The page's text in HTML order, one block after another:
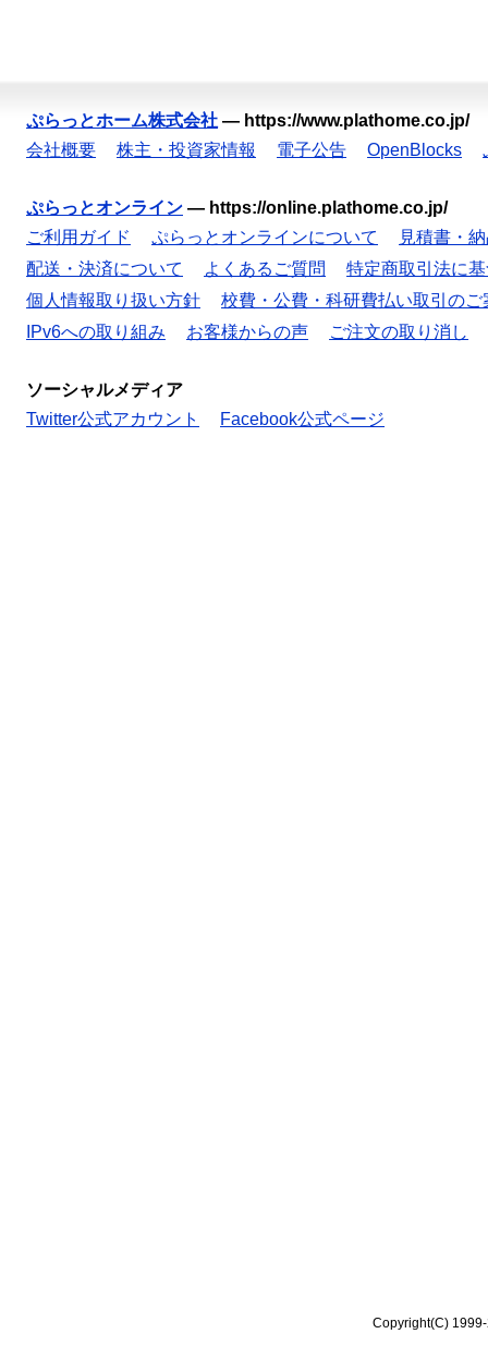
ぷらっとホーム株式会社 — https://www.plathome.co.jp/
会社概要
株主・投資家情報 電子公告 OpenBlocks
ぷらっとオンライン — https://online.plathome.co.jp/
ご利用ガイド
ぷらっとオンラインについて
見積書・
配送・決済について
よくあるご質問
特定商取引法に
個人情報取り扱い方針
校費・公費・科研費払い取引のご
IPv6への取り組み
お客様からの声 ご注文の取り消し
ソーシャルメディア
Twitter公式アカウント
Facebook公式ページ
Copyright(C)